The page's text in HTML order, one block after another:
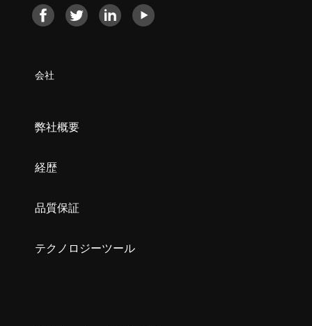
会社
弊社概要
経歴
品質保証
テクノロジーツール